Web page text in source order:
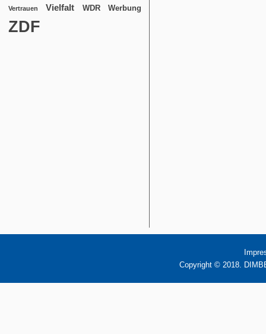
Vertrauen Vielfalt WDR Werbung
ZDF
Copyright © 2018.